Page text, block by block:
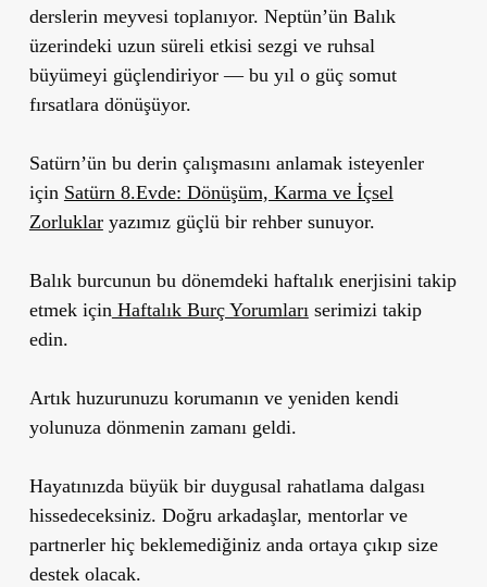
derslerin meyvesi toplanıyor. Neptün’ün Balık
üzerindeki uzun süreli etkisi sezgi ve ruhsal
büyümeyi güçlendiriyor — bu yıl o güç somut
fırsatlara dönüşüyor.
Satürn’ün bu derin çalışmasını anlamak isteyenler
için Satürn 8.Evde: Dönüşüm, Karma ve İçsel
Zorluklaryazımız güçlü bir rehber sunuyor.
Balık burcunun bu dönemdeki haftalık enerjisini takip
etmek içinHaftalık Burç Yorumlarıserimizi takip
edin.
Artık huzurunuzu korumanın ve yeniden kendi
yolunuza dönmenin zamanı geldi.
Hayatınızda büyük bir duygusal rahatlama dalgası
hissedeceksiniz. Doğru arkadaşlar, mentorlar ve
partnerler hiç beklemediğiniz anda ortaya çıkıp size
destek olacak.